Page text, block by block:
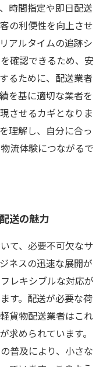
時間指定や即日配送
の利便性を向上させ
アルタイムの追跡シ
確認できるため、安
るために、配送業者
を基に適切な業者を
させるカギとなりま
理解し、自分に合っ
流体験につながるで
送の魅力
て、必要不可欠なサ
ネスの迅速な展開が
レキシブルな対応が
す。配送が必要な荷
貨物配送業者はこれ
求められています。
普及により、小さな